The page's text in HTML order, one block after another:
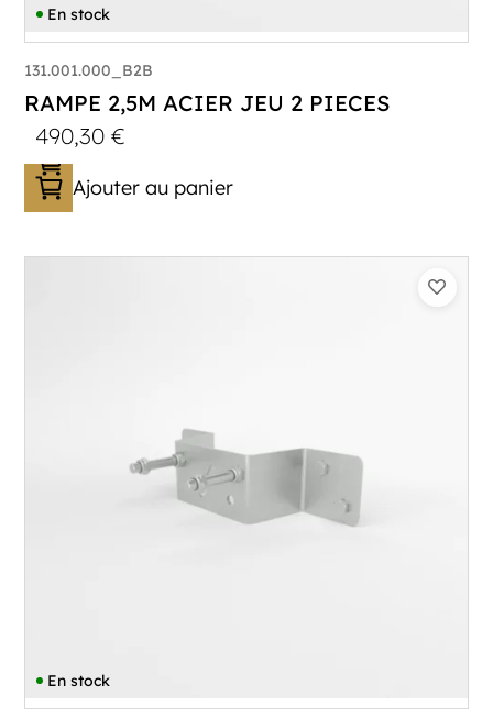
En stock
131.001.000_B2B
RAMPE 2,5M ACIER JEU 2 PIECES
490,30€
Ajouter au panier
En stock